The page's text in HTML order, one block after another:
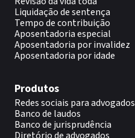
Liquidação de sentença
Tempo de contribuição
Aposentadoria especial
Aposentadoria por invalidez
Aposentadoria por idade
Produtos
Redes sociais para advogados
Banco de laudos
Banco de jurisprudência